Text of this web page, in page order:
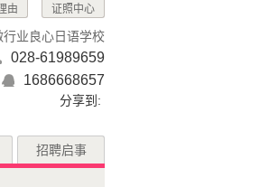
证照中心
由
行业良心日语学校
028-61989659
1686668657
分享到:
招聘启事